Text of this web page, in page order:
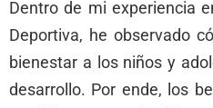
Dentro de mi experiencia
Deportiva, he observado
bienestar a los niños y
desarrollo. Por ende, los